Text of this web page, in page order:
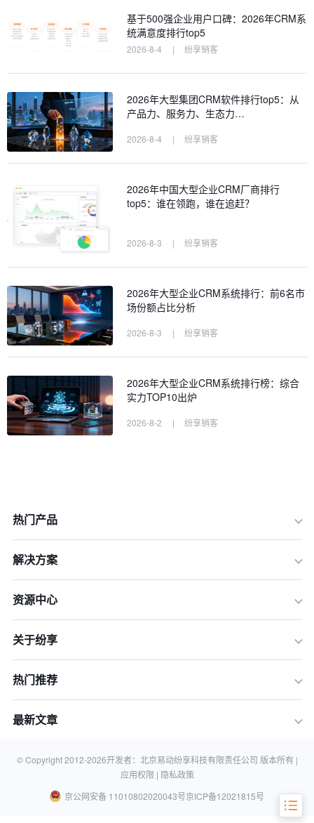
M系统Top 5推荐清单
性速览
五、常见问题解答（FAQ）
基于500强企业用户口碑：2026年CRM系
统满意度排行top5
2026-8-4 | 纷享销客
2026年大型集团CRM软件排行top5：从
产品力、服务力、生态力…
2026-8-4 | 纷享销客
2026年中国大型企业CRM厂商排行
top5：谁在领跑，谁在追赶？
2026-8-3 | 纷享销客
2026年大型企业CRM系统排行：前6名市
场份额占比分析
2026-8-3 | 纷享销客
2026年大型企业CRM系统排行榜：综合
实力TOP10出炉
2026-8-2 | 纷享销客
热门产品
解决方案
资源中心
关于纷享
热门推荐
最新文章
© Copyright 2012-2026开发者：北京易动纷享科技有限责任公司 版本所有 |
应用权限 | 隐私政策
京公网安备 11010802020043号京ICP备12021815号